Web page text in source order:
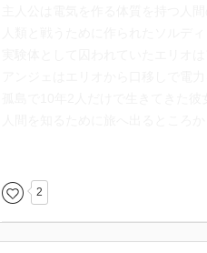
それを変えたのはエリオの純粋さ
外の世界に求めた非合理な判断、
2